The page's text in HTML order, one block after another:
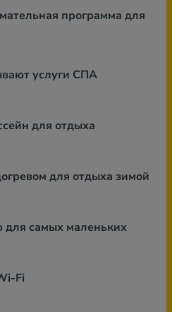
программа для
услуги СПА
для отдыха
для отдыха зимой
для самых маленьких
Fi